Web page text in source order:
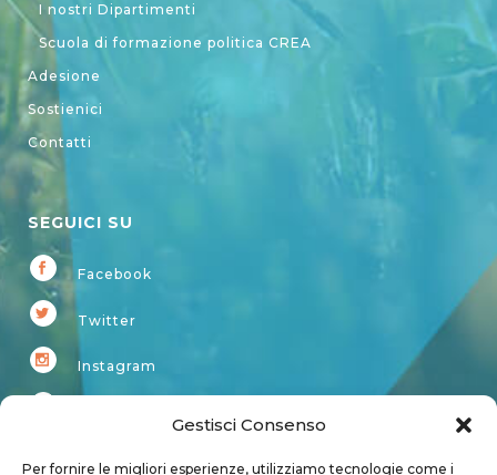
Gestisci Consenso
Per fornire le migliori esperienze, utilizziamo tecnologie come i
I nostri Dipartimenti
Scuola di formazione politica CREA
Adesione
Sostienici
Contatti
SEGUICI SU
Facebook
Twitter
Instagram